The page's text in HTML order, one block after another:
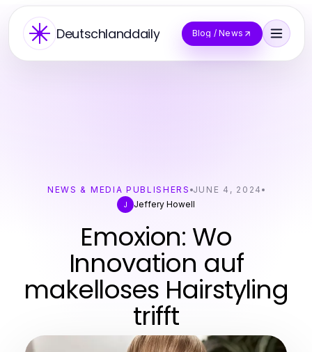
Deutschlanddaily Blog / News
NEWS & MEDIA PUBLISHERS JUNE 4, 2024
J
Jeffery Howell
Emoxion: Wo
Innovation auf
makelloses Hairstyling
trifft